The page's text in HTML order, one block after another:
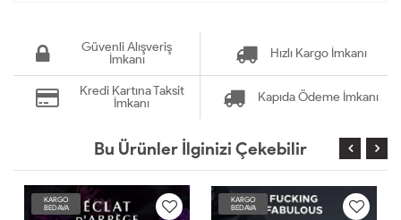
Güvenli Alışveriş
İmkanı
Hızlı Kargo İmkanı
Kredi Kartına Taksit
İmkanı
Kapıda Ödeme İmkanı
Bu Ürünler İlginizi Çekebilir
KARGO
BEDAVA
KARGO
BEDAVA